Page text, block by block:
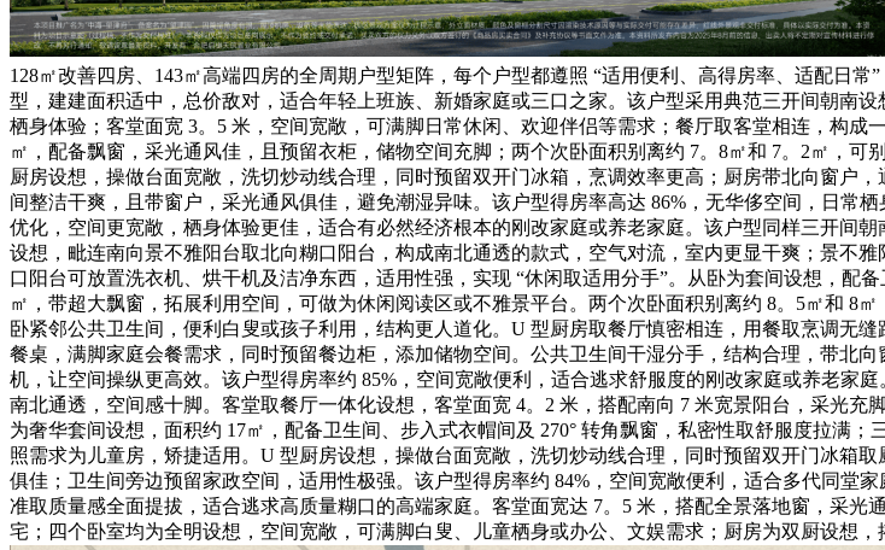
128㎡改善四房、143㎡高端四房的全周期户型矩阵，每个户型都遵照 “适用便利、高得房率、适配日
型，建建面积适中，总价敌对，适合年轻上班族、新婚家庭或三口之家。该户型采用典范三开间朝南
栖身体验；客堂面宽 3。5 米，空间宽敞，可满脚日常休闲、欢迎伴侣等需求；餐厅取客堂相连，构
㎡，配备飘窗，采光通风佳，且预留衣柜，储物空间充脚；两个次卧面积别离约 7。8㎡和 7。2㎡，
厨房设想，操做台面宽敞，洗切炒动线合理，同时预留双开门冰箱，烹调效率更高；厨房带北向窗户
间整洁干爽，且带窗户，采光通风俱佳，避免潮湿异味。该户型得房率高达 86%，无华侈空间，日常
优化，空间更宽敞，栖身体验更佳，适合有必然经济根本的刚改家庭或养老家庭。该户型同样三开间
设想，毗连南向景不雅阳台取北向糊口阳台，构成南北通透的款式，空气对流，室内更显干爽；景不
口阳台可放置洗衣机、烘干机及洁净东西，适用性强，实现 “休闲取适用分手”。从卧为套间设想，配
㎡，带超大飘窗，拓展利用空间，可做为休闲阅读区或不雅景平台。两个次卧面积别离约 8。5㎡和 8
卧紧邻公共卫生间，便利白叟或孩子利用，结构更人道化。U 型厨房取餐厅慎密相连，用餐取烹调无
餐桌，满脚家庭会餐需求，同时预留餐边柜，添加储物空间。公共卫生间干湿分手，结构合理，带北
机，让空间操纵更高效。该户型得房率约 85%，空间宽敞便利，适合逃求舒服度的刚改家庭或养老家
南北通透，空间感十脚。客堂取餐厅一体化设想，客堂面宽 4。2 米，搭配南向 7 米宽景阳台，采光
为奢华套间设想，面积约 17㎡，配备卫生间、步入式衣帽间及 270° 转角飘窗，私密性取舒服度拉满
照需求为儿童房，矫捷适用。U 型厨房设想，操做台面宽敞，洗切炒动线合理，同时预留双开门冰箱
俱佳；卫生间旁边预留家政空间，适用性极强。该户型得房率约 84%，空间宽敞便利，适合多代同堂
准取质量感全面提拔，适合逃求高质量糊口的高端家庭。客堂面宽达 7。5 米，搭配全景落地窗，采
宅；四个卧室均为全明设想，空间宽敞，可满脚白叟、儿童栖身或办公、文娱需求；厨房为双厨设想